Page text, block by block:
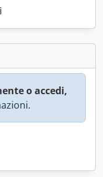
o accedi,